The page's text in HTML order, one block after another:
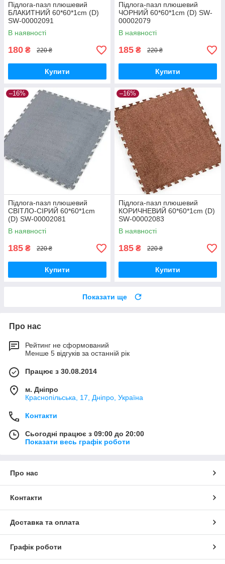
Підлога-пазл плюшевий
БЛАКИТНИЙ 60*60*1cm (D)
SW-00002091
В наявності
180 ₴ 220 ₴
Купити
Підлога-пазл плюшевий
ЧОРНИЙ 60*60*1cm (D) SW-
00002079
В наявності
185 ₴ 220 ₴
Купити
–16%
Підлога-пазл плюшевий
СВІТЛО-СІРИЙ 60*60*1cm
(D) SW-00002081
В наявності
185 ₴ 220 ₴
Купити
–16%
Підлога-пазл плюшевий
КОРИЧНЕВИЙ 60*60*1cm (D)
SW-00002083
В наявності
185 ₴ 220 ₴
Купити
Показати ще
Про нас
Рейтинг не сформований
Менше 5 відгуків за останній рік
Працює з 30.08.2014
м. Дніпро
Краснопільська, 17, Дніпро, Україна
Контакти
Сьогодні працює з 09:00 до 20:00
Показати весь графік роботи
Про нас
Контакти
Доставка та оплата
Графік роботи